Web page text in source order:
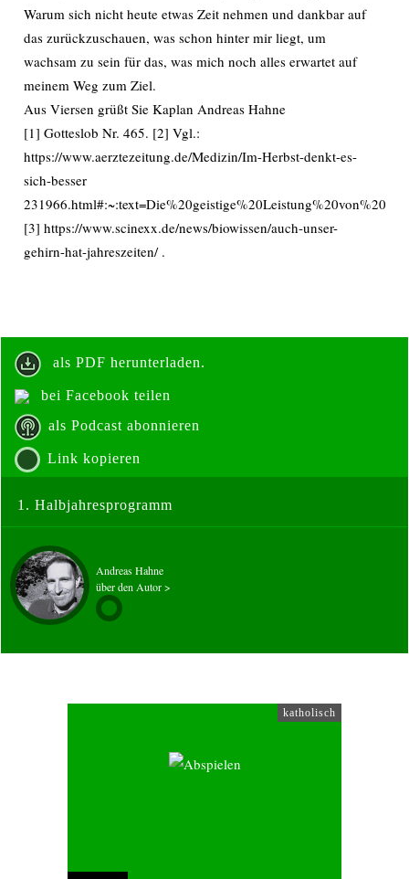
Warum sich nicht heute etwas Zeit nehmen und dankbar auf
das zurückzuschauen, was schon hinter mir liegt, um
wachsam zu sein für das, was mich noch alles erwartet auf
meinem Weg zum Ziel.
Aus Viersen grüßt Sie Kaplan Andreas Hahne
[1] Gotteslob Nr. 465. [2] Vgl.:
https://www.aerztezeitung.de/Medizin/Im-Herbst-denkt-es-
sich-besser
[3] https://www.scinexx.de/news/biowissen/auch-unser-
gehirn-hat-jahreszeiten/ .
als PDF herunterladen.
bei Facebook teilen
als Podcast abonnieren
Link kopieren
1. Halbjahresprogramm
Andreas Hahne
über den Autor >
katholisch